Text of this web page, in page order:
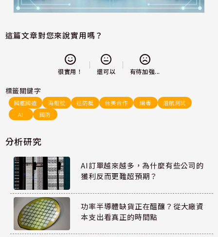
這篇文章對您來說實用嗎？
很實用！ 還可以 有待加強...
標籤關鍵字
國艦國造 海鯤號 巡防艇 台美合作 緝毒
潛航測試
AI
國防
分析研究
AI訂單越來越多，為什麼有些公司的
獲利反而更難超預期？
功率半導體缺貨正在醞釀？從大廠資
本支出看真正的時間點